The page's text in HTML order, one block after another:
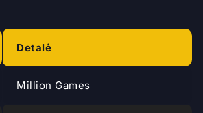
Detalė
Million Games